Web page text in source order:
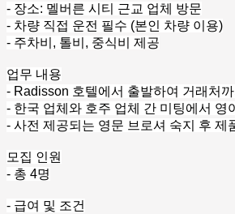
- 장소: 멜버른 시티 근교 업체 방문
- 차량 직접 운전 필수 (본인 차량 이용)
- 주차비, 톨비, 중식비 제공
업무 내용
- Radisson 호텔에서 출발하여 거래처
- 한국 업체와 호주 업체 간 미팅에서 영
- 사전 제공되는 영문 브로셔 숙지 후 제
모집 인원
- 총 4명
- 급여 및 조건